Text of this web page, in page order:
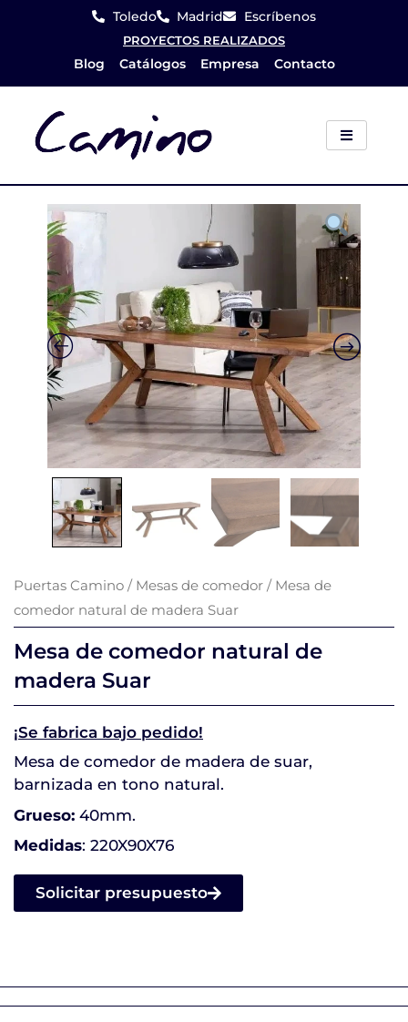
Toledo Madrid Escríbenos
PROYECTOS REALIZADOS
Blog Catálogos Empresa Contacto
Puertas Camino / Mesas de comedor / Mesa de
comedor natural de madera Suar
Mesa de comedor natural de
madera Suar
¡Se fabrica bajo pedido!
Mesa de comedor de madera de suar,
barnizada en tono natural.
Grueso: 40mm.
Medidas: 220X90X76
Solicitar presupuesto